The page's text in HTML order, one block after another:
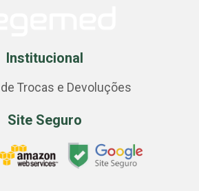
Institucional
Trocas e Devoluções
Site Seguro